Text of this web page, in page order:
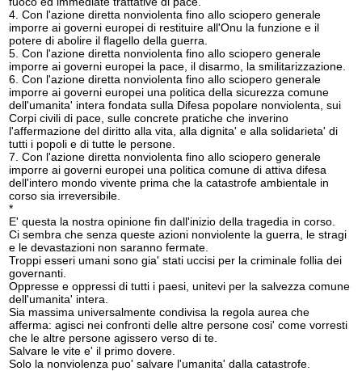
4. Con l'azione diretta nonviolenta fino allo sciopero generale
imporre ai governi europei di restituire all'Onu la funzione e il
potere di abolire il flagello della guerra.
5. Con l'azione diretta nonviolenta fino allo sciopero generale
imporre ai governi europei la pace, il disarmo, la smilitarizzazione.
6. Con l'azione diretta nonviolenta fino allo sciopero generale
imporre ai governi europei una politica della sicurezza comune
dell'umanita' intera fondata sulla Difesa popolare nonviolenta, sui
Corpi civili di pace, sulle concrete pratiche che inverino
l'affermazione del diritto alla vita, alla dignita' e alla solidarieta' di
tutti i popoli e di tutte le persone.
7. Con l'azione diretta nonviolenta fino allo sciopero generale
imporre ai governi europei una politica comune di attiva difesa
dell'intero mondo vivente prima che la catastrofe ambientale in
corso sia irreversibile.
*
E' questa la nostra opinione fin dall'inizio della tragedia in corso.
Ci sembra che senza queste azioni nonviolente la guerra, le stragi
e le devastazioni non saranno fermate.
Troppi esseri umani sono gia' stati uccisi per la criminale follia dei
governanti.
Oppresse e oppressi di tutti i paesi, unitevi per la salvezza comune
dell'umanita' intera.
Sia massima universalmente condivisa la regola aurea che
afferma: agisci nei confronti delle altre persone cosi' come vorresti
che le altre persone agissero verso di te.
Salvare le vite e' il primo dovere.
Solo la nonviolenza puo' salvare l'umanita' dalla catastrofe.